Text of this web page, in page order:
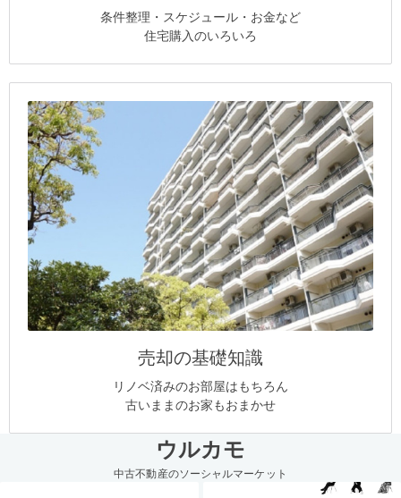
条件整理・スケジュール・お金など
住宅購入のいろいろ
売却の基礎知識
リノベ済みのお部屋はもちろん
古いままのお家もおまかせ
ウルカモ
中古不動産のソーシャルマーケット